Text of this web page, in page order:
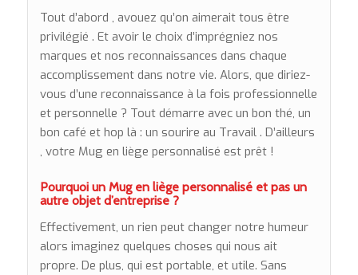
Tout d’abord , avouez qu’on aimerait tous être
privilégié . Et avoir le choix d’imprégniez nos
marques et nos reconnaissances dans chaque
accomplissement dans notre vie. Alors, que diriez-
vous d’une reconnaissance à la fois professionnelle
et personnelle ? Tout démarre avec un bon thé, un
bon café et hop là : un sourire au Travail . D’ailleurs
, votre Mug en liège personnalisé est prêt !
Pourquoi un Mug en liège personnalisé et pas un
autre objet d’entreprise ?
Effectivement, un rien peut changer notre humeur
alors imaginez quelques choses qui nous ait
propre. De plus, qui est portable, et utile. Sans